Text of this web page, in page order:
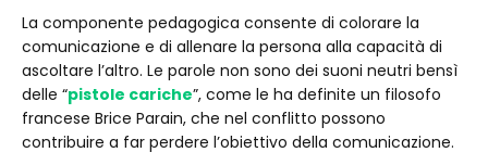
La componente pedagogica consente di colorare la
comunicazione e di allenare la persona alla capacità di
ascoltare l’altro. Le parole non sono dei suoni neutri bensì
delle “pistole cariche”, come le ha definite un filosofo
francese Brice Parain, che nel conflitto possono
contribuire a far perdere l’obiettivo della comunicazione.